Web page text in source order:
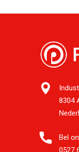
8304
Bel
0527